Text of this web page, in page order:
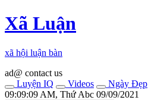
Xã Luận
xã hội luận bàn
ad@ contact us
Luyện IQ
Videos
Ngày Đẹp
09:09:09 AM, Thứ Abc 09/09/2021